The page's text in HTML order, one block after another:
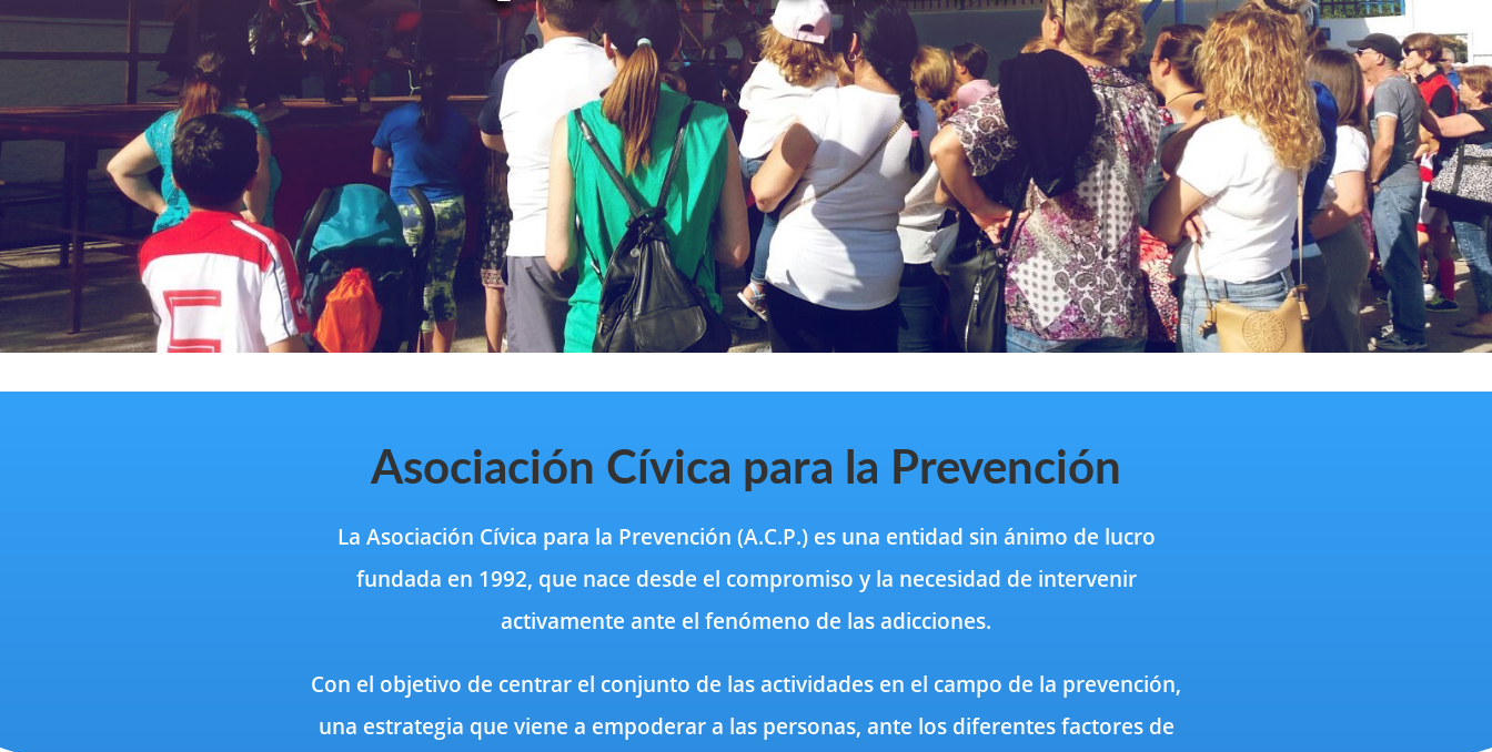
Asociación Cívica para la Prevención
La Asociación Cívica para la Prevención (A.C.P.) es una entidad sin ánimo de lucro
fundada en 1992, que nace desde el compromiso y la necesidad de intervenir
activamente ante el fenómeno de las adicciones.
Con el objetivo de centrar el conjunto de las actividades en el campo de la prevención,
una estrategia que viene a empoderar a las personas, ante los diferentes factores de